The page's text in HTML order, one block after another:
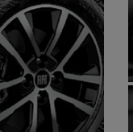
Próximo